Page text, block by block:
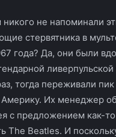
не напоминали
стервятника в
года? Да, они были
тогда переживали
Их менеджер
с предложением как-то
The Beatles. И